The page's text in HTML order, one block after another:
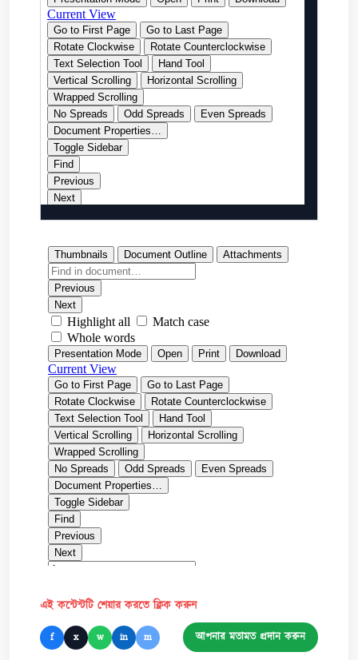
এই কন্টেন্টটি শেয়ার করতে ক্লিক করুন
f x w in m আপনার মতামত প্রদান করুন